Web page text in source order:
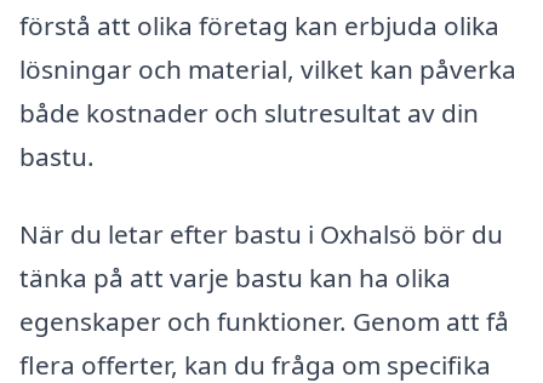
förstå att olika företag kan erbjuda olika
lösningar och material, vilket kan påverka
både kostnader och slutresultat av din
bastu.
När du letar efter bastu i Oxhalsö bör du
tänka på att varje bastu kan ha olika
egenskaper och funktioner. Genom att få
flera offerter, kan du fråga om specifika